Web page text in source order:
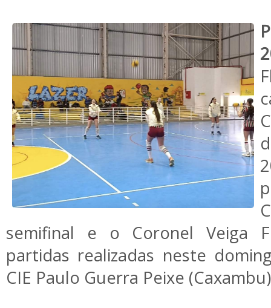
semifinal e o Coronel Veiga
partidas realizadas neste
CIE Paulo Guerra Peixe